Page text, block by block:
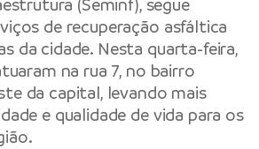
(Seminf), segue
de recuperação asfáltica
da cidade. Nesta quarta-feira,
na rua 7, no bairro
da capital, levando mais
e qualidade de vida para os